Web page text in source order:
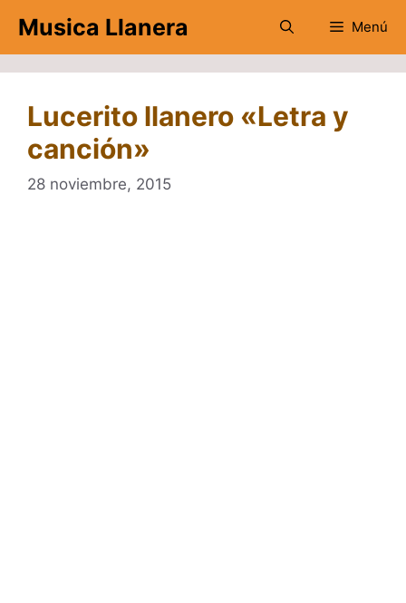
contenido
Musica Llanera Menú
Lucerito llanero «Letra y
canción»
28 noviembre, 2015